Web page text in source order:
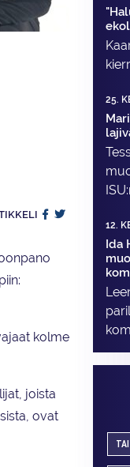
kolme
joista
ovat
25.
12.
Ida